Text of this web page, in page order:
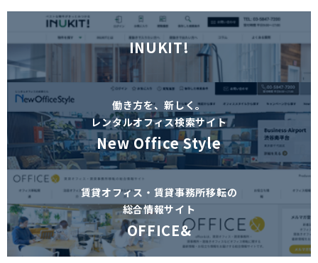
INUKIT!
働き方を、新しく。
レンタルオフィス検索サイト
New Office Style
賃貸オフィス・賃貸事務所移転の
総合情報サイト
OFFICE&